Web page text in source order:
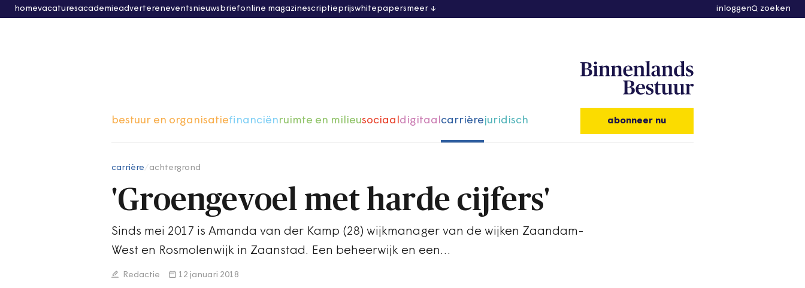
homevacaturesacademieadvertereneventsnieuwsbriefonline magazinescriptieprijswhitepapersmeer inloggen zoeken
bestuur en organisatiefinanciënruimte en milieusociaaldigitaalcarrièrejuridisch abonneer nu
carrière achtergrond
'Groengevoel met harde cijfers'
Sinds mei 2017 is Amanda van der Kamp (28) wijkmanager van de wijken Zaandam-
West en Rosmolenwijk in Zaanstad. Een beheerwijk en een…
Redactie 12 januari 2018